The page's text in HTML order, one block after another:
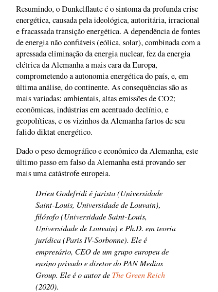
Resumindo, o Dunkelflaute é o sintoma da profunda crise
energética, causada pela ideológica, autoritária, irracional
e fracassada transição energética. A dependência de fontes
de energia não confiáveis (eólica, solar), combinada com a
apressada eliminação da energia nuclear, fez da energia
elétrica da Alemanha a mais cara da Europa,
comprometendo a autonomia energética do país, e, em
última análise, do continente. As consequências são as
mais variadas: ambientais, altas emissões de CO2;
econômicas, indústrias em acentuado declínio, e
geopolíticas, e os vizinhos da Alemanha fartos de seu
falido diktat energético.
Dado o peso demográfico e econômico da Alemanha, este
último passo em falso da Alemanha está provando ser
mais uma catástrofe europeia.
Drieu Godefridi é jurista (Universidade
Saint-Louis, Universidade de Louvain),
filósofo (Universidade Saint-Louis,
Universidade de Louvain) e Ph.D. em teoria
jurídica (Paris IV-Sorbonne). Ele é
empresário, CEO de um grupo europeu de
ensino privado e diretor do PAN Medias
Group. Ele é o autor de The Green Reich
(2020).